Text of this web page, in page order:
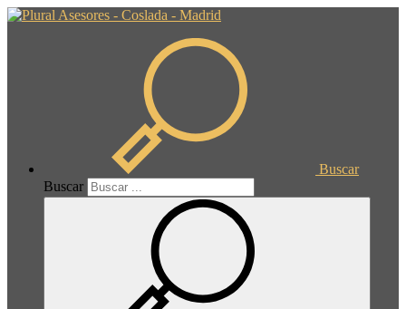
Buscar
Buscar